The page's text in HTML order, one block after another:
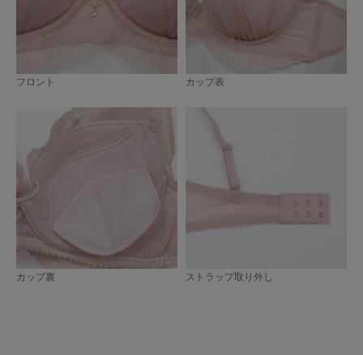
フロント カップ表
カップ裏 ストラップ取り外し